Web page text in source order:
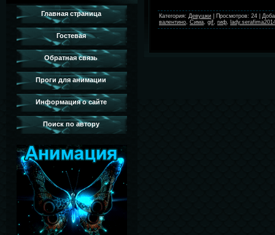
Главная страница
Гостевая
Обратная связь
Проги для анимации
Информация о сайте
Поиск по автору
Категория: Девушки Просмотров: 24
валентино Сима gif гиф